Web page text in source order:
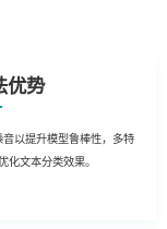
优势
以提升模型鲁棒性，多特
化文本分类效果。